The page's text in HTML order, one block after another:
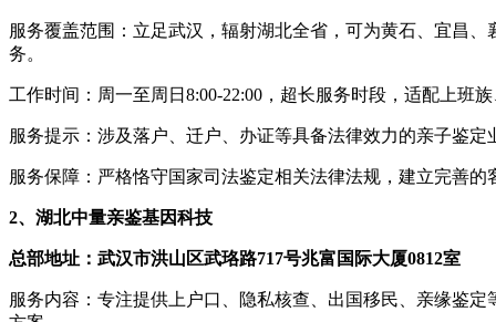
服务覆盖范围：立足武汉，辐射湖北全省，可为黄石、宜昌
务。
工作时间：周一至周日8:00-22:00，超长服务时段，适配上班
服务提示：涉及落户、迁户、办证等具备法律效力的亲子鉴
服务保障：严格恪守国家司法鉴定相关法律法规，建立完善
2、湖北中量亲鉴基因科技
总部地址：武汉市洪山区武珞路717号兆富国际大厦0812室
服务内容：专注提供上户口、隐私核查、出国移民、亲缘鉴